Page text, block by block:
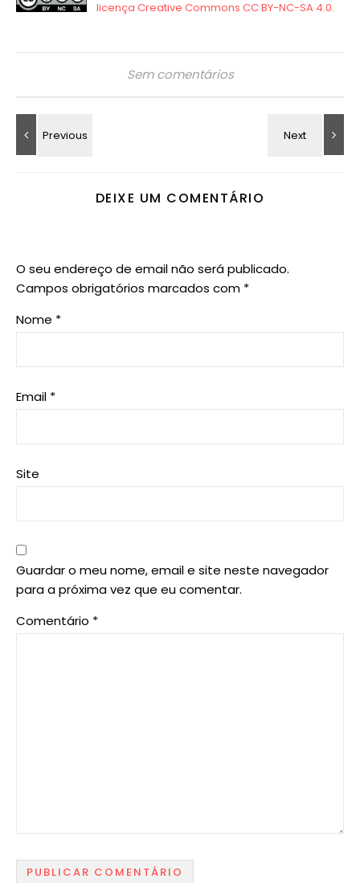
Sem comentários
DEIXE UM COMENTÁRIO
O seu endereço de email não será publicado.
Campos obrigatórios marcados com *
Nome *
Email *
Site
Guardar o meu nome, email e site neste navegador
para a próxima vez que eu comentar.
Comentário *